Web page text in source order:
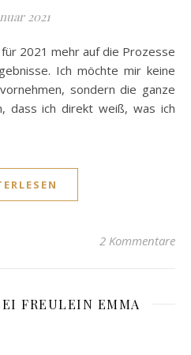
2021
Ich möchte mir keine
sondern die ganze
dass ich direkt weiß, was ich
2 Kommentare
FREULEIN EMMA